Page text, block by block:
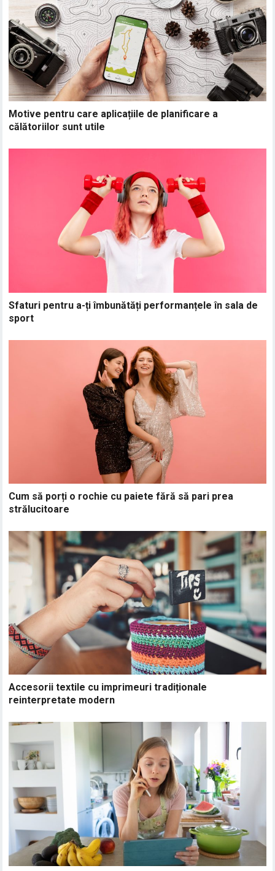
Motive pentru care aplicațiile de planificare a
călătoriilor sunt utile
Sfaturi pentru a-ți îmbunătăți performanțele în sala de
sport
Cum să porți o rochie cu paiete fără să pari prea
strălucitoare
Accesorii textile cu imprimeuri tradiționale
reinterpretate modern